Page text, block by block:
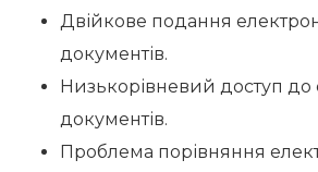
Двійкове подання
документів.
Низькорівневий доступ до
документів.
Проблема порівняння